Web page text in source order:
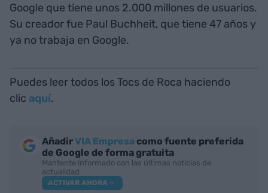
Google que tiene unos 2.000 millones de usuarios.
Su creador fue Paul Buchheit, que tiene 47 años y
ya no trabaja en Google.
Puedes leer todos los Tocs de Roca haciendo
clic aquí.
AñadirVIA Empresa como fuente preferida
de Google de forma gratuita
Mantente informado con las últimas noticias de
actualidad
ACTIVAR AHORA